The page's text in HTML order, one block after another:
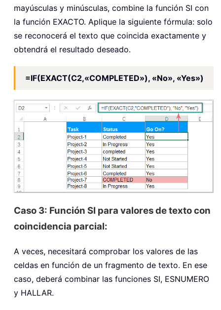
mayúsculas y minúsculas, combine la función SI con
la función EXACTO. Aplique la siguiente fórmula: solo
se reconocerá el texto que coincida exactamente y
obtendrá el resultado deseado.
=IF(EXACT(C2,«COMPLETED»), «No», «Yes»)
Caso 3: Función SI para valores de texto con
coincidencia parcial:
A veces, necesitará comprobar los valores de las
celdas en función de un fragmento de texto. En ese
caso, deberá combinar las funciones SI, ESNUMERO
y HALLAR.